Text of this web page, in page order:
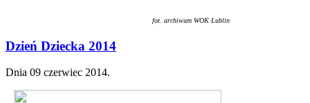
fot. archiwum WOK Lublin
Dzień Dziecka 2014
Dnia 09 czerwiec 2014.